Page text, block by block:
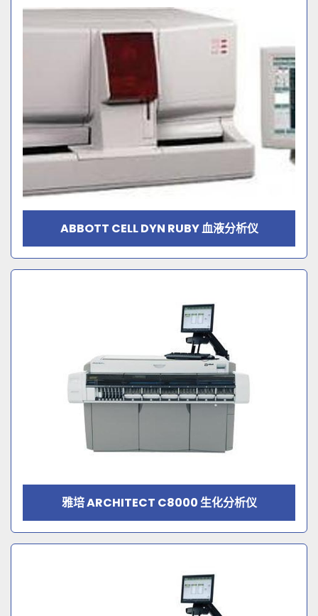
ABBOTT CELL DYN RUBY 血液分析仪
雅培 ARCHITECT C8000 生化分析仪